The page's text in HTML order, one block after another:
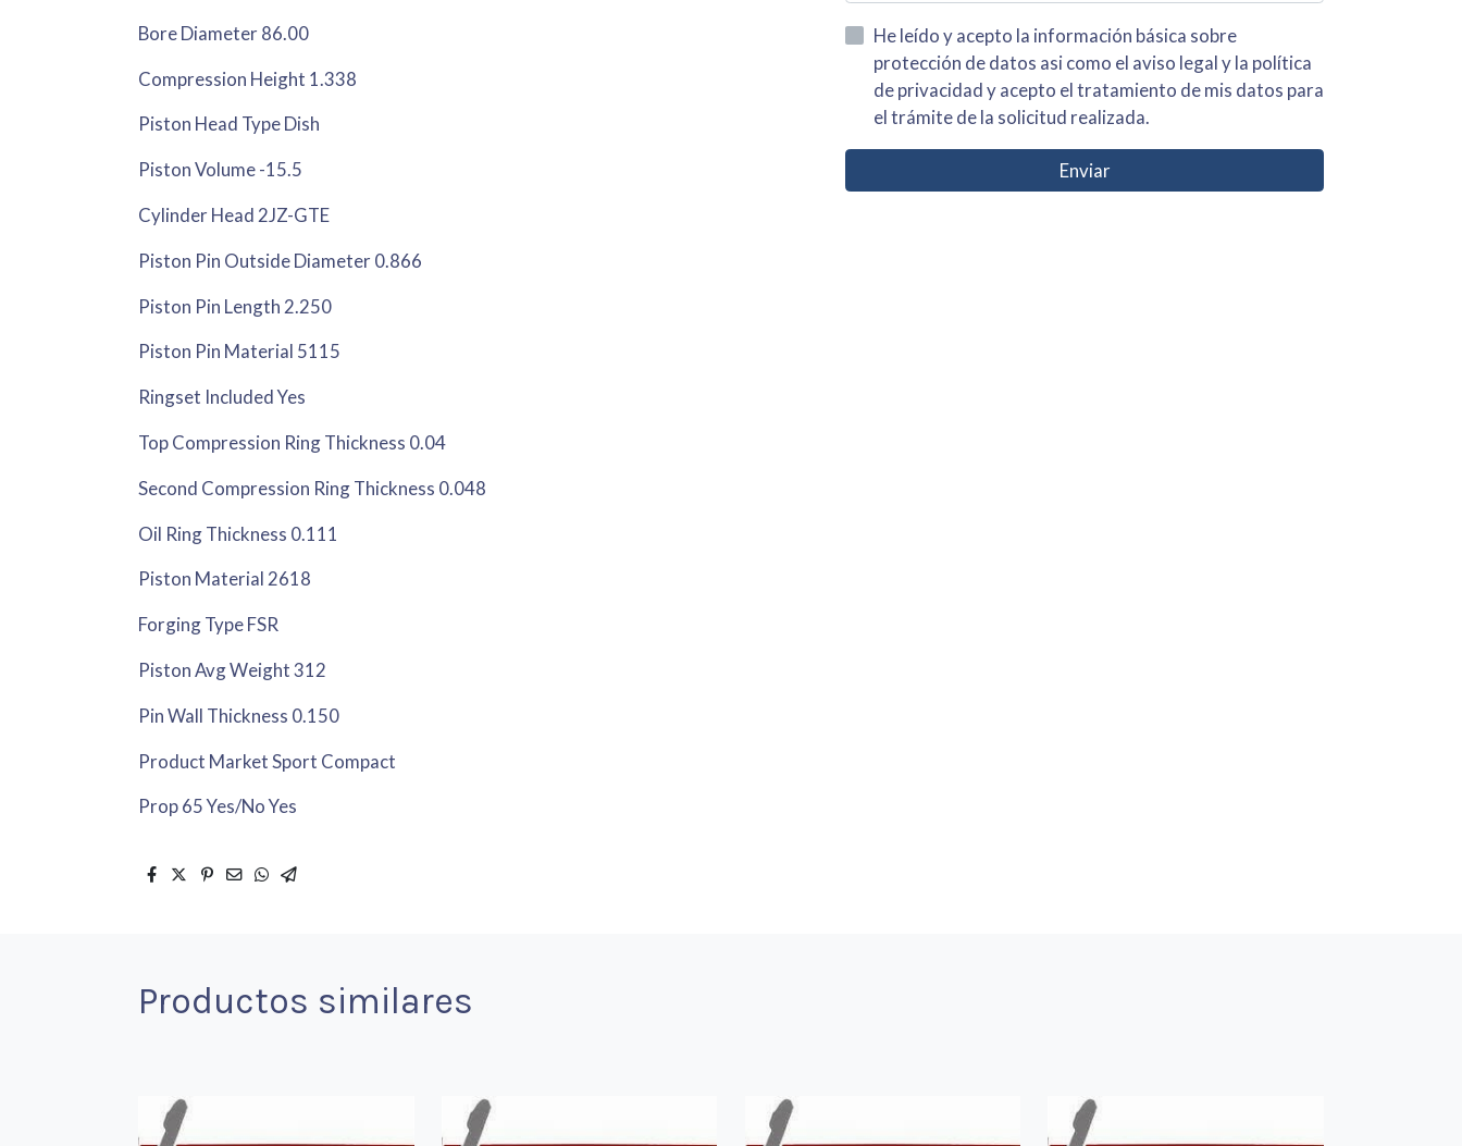
Bore Diameter 86.00
Compression Height 1.338
Piston Head Type Dish
Piston Volume -15.5
Cylinder Head 2JZ-GTE
Piston Pin Outside Diameter 0.866
Piston Pin Length 2.250
Piston Pin Material 5115
Ringset Included Yes
Top Compression Ring Thickness 0.04
Second Compression Ring Thickness 0.048
Oil Ring Thickness 0.111
Piston Material 2618
Forging Type FSR
Piston Avg Weight 312
Pin Wall Thickness 0.150
Product Market Sport Compact
Prop 65 Yes/No Yes
He leído y acepto la información básica sobre
protección de datos asi como el aviso legal y la política
de privacidad y acepto el tratamiento de mis datos para
el trámite de la solicitud realizada.
Enviar
Productos similares